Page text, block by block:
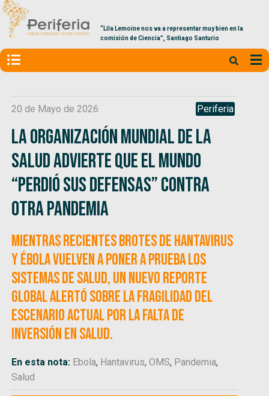
“Lila Lemoine nos va a representar muy bien en la
comisión de Ciencia”, Santiago Santurio
20 de Mayo de 2026 Periferia
La Organización Mundial de la
SAlud advierte que el mundo
“perdió sus defensas” contra
otra pandemia
Mientras recientes brotes de hantavirus
y ébola vuelven a poner a prueba los
sistemas de salud, un nuevo reporte
global alertó sobre la fragilidad del
escenario actual por la falta de
inversión en salud.
En esta nota: Ebola, Hantavirus,OMS, Pandemia,
Salud